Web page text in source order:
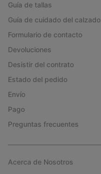
Guía de tallas
Guía de cuidado del calzado
Formulario de contacto
Devoluciones
Desistir del contrato
Estado del pedido
Envío
Pago
Preguntas frecuentes
Acerca de Nosotros